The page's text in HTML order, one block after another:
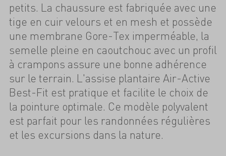
petits. La chaussure est fabriquée avec une
tige en cuir velours et en mesh et possède
une membrane Gore-Tex imperméable, la
semelle pleine en caoutchouc avec un profil
à crampons assure une bonne adhérence
sur le terrain. L'assise plantaire Air-Active
Best-Fit est pratique et facilite le choix de
la pointure optimale. Ce modèle polyvalent
est parfait pour les randonnées régulières
et les excursions dans la nature.